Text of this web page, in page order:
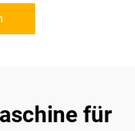
für